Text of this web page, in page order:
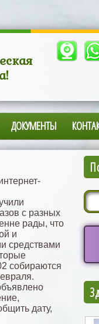
ДОКУМЕНТЫ
с разных
рады, что
и
средствами
собираются
дату,